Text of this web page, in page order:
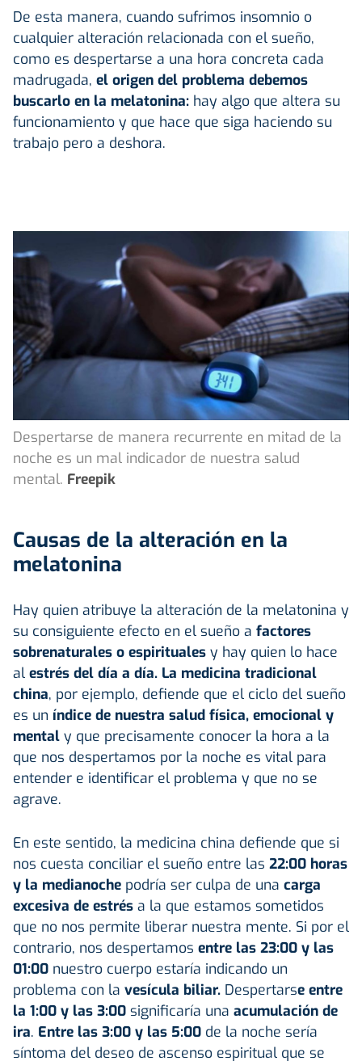
De esta manera, cuando sufrimos insomnio o
cualquier alteración relacionada con el sueño,
como es despertarse a una hora concreta cada
madrugada, el origen del problema debemos
buscarlo en la melatonina: hay algo que altera su
funcionamiento y que hace que siga haciendo su
trabajo pero a deshora.
Despertarse de manera recurrente en mitad de la
noche es un mal indicador de nuestra salud
mental. Freepik
Causas de la alteración en la
melatonina
Hay quien atribuye la alteración de la melatonina y
su consiguiente efecto en el sueño a factores
sobrenaturales o espirituales y hay quien lo hace
al estrés del día a día. La medicina tradicional
china, por ejemplo, defiende que el ciclo del sueño
es un índice de nuestra salud física, emocional y
mental y que precisamente conocer la hora a la
que nos despertamos por la noche es vital para
entender e identificar el problema y que no se
agrave.
En este sentido, la medicina china defiende que si
nos cuesta conciliar el sueño entre las 22:00 horas
y la medianoche podría ser culpa de una carga
excesiva de estrés a la que estamos sometidos
que no nos permite liberar nuestra mente. Si por el
contrario, nos despertamos entre las 23:00 y las
01:00 nuestro cuerpo estaría indicando un
problema con la vesícula biliar. Despertarse entre
la 1:00 y las 3:00 significaría una acumulación de
ira. Entre las 3:00 y las 5:00 de la noche sería
síntoma del deseo de ascenso espiritual que se